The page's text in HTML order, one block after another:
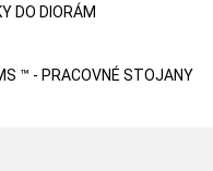
DO DIORÁM
™ - PRACOVNÉ STOJANY